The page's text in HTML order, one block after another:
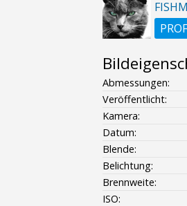
Abmessungen:
Veröffentlicht:
Kamera:
Datum:
Blende:
Belichtung:
Brennweite:
ISO: